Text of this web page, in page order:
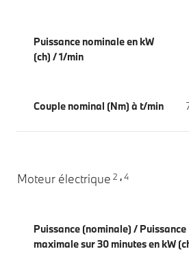
Puissance nominale en kW
(ch) / 1/min
Couple nominal (Nm) à t/min
Moteur électrique 2 , 4
Puissance (nominale) / Puissance
maximale sur 30 minutes en kW